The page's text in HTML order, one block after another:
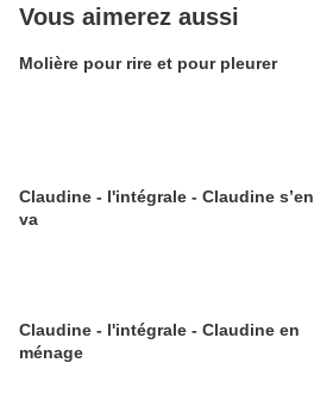
Vous aimerez aussi
Molière pour rire et pour pleurer
Claudine - l'intégrale - Claudine s’en
va
Claudine - l'intégrale - Claudine en
ménage